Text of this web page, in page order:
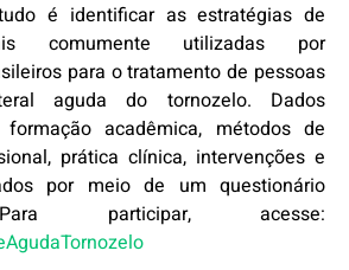
é identificar as estratégias de
comumente utilizadas por
para o tratamento de pessoas
aguda do tornozelo. Dados
acadêmica, métodos de
prática clínica, intervenções e
por meio de um questionário
participar, acesse: